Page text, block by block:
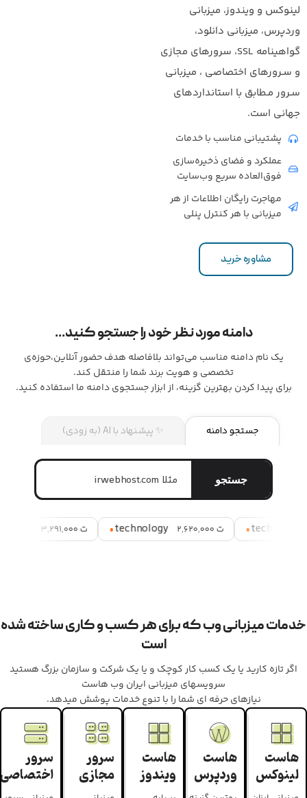
لینوکس و ویندوز، میزبانی
وردپرس، میزبانی دانلود،
گواهینامه SSL، سرورهای مجازی
و سـرورهای اختصاصی ، میزبانی
سـرور مـطابق با استانداردهای
جهانی است.
پشتیبانی مناسب با خدمات
عملکرد و فضای ذخیره‌سازی
فوق‌العاده سریع وب‌سایت
مهاجرت رایگان اطلاعات از هر
میزبانی با هر کنترل پنلی
مشاوره خرید
دامنه مورد نظر خود را جستجو کنید...
یک نام دامنه مناسب می‌تواند بلافاصله هدف حضور آنلاین،حوزه‌ی
تخصصی و هویت برند شما را منتقل کند.
برای پیدا کردن بهترین گزینه، از ابزار جستجوی دامنه ما استفاده کنید.
جستجو دامنه ✨ پیشنهاد با AI (به زودی)
جستجو
.technology ت 2,620,000 .net ت 3,291,000
خدمات میزبانی وب که برای هر کسب و کاری ساخته شده
است
اگر تازه کارید یا یک کسب کار کوچک و یا یک شرکت و سازمان بزرگ هستید
سرویسهای میزبانی ایران وب هاست
نیازهای حرفه ای شما را با تنوع خدمات پوشش میدهد.
سرور
اختصاصی
سرور
مجازی
هاست
ویندوز
هاست
وردپرس
هاست
لینوکس